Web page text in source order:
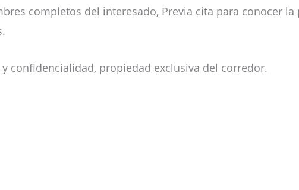
completos del interesado, Previa cita para conocer la
confidencialidad, propiedad exclusiva del corredor.